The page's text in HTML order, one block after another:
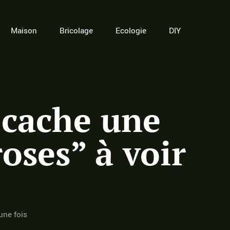
Maison Bricolage Ecologie DIY
une
à voir
fois